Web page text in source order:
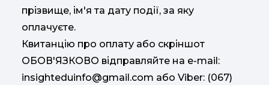
прізвище, ім'я та дату події, за яку
оплачуєте.
Квитанцію про оплату або скріншот
ОБОВ'ЯЗКОВО відправляйте на е-mail:
insighteduinfo@gmail.com або Viber: (067)